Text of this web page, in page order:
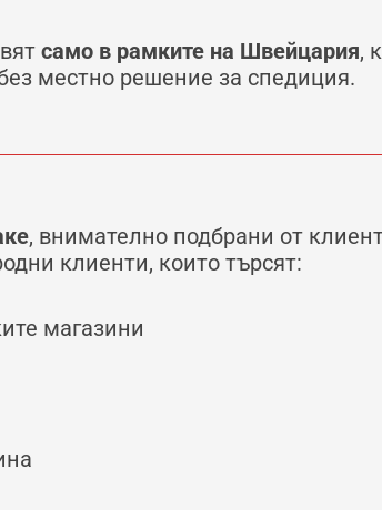
само в рамките на Швейцария,
местно решение за спедиция.
, внимателно подбрани от
клиенти, които търсят:
магазини